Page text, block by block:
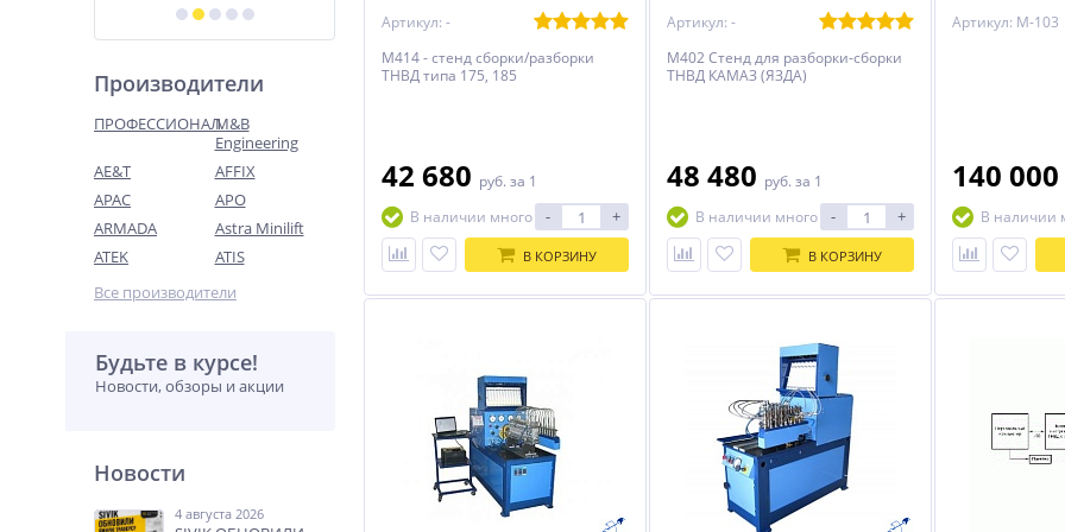
Производители
ПРОФЕССИОНАЛM&B
Engineering
AE&T
AFFIX
APAC
APO
ARMADA
Astra Minilift
ATEK
ATIS
Все производители
Будьте в курсе!
Новости, обзоры и акции
Новости
4 августа 2026
Артикул: -
М414 - стенд сборки/разборки
ТНВД типа 175, 185
42 680 руб. за 1
В наличии много
- +
В КОРЗИНУ
Артикул: -
М402 Стенд для разборки-сборки
ТНВД КАМАЗ (ЯЗДА)
48 480 руб. за 1
В наличии много
- +
В КОРЗИНУ
Артикул: М-103
140 000
В наличии